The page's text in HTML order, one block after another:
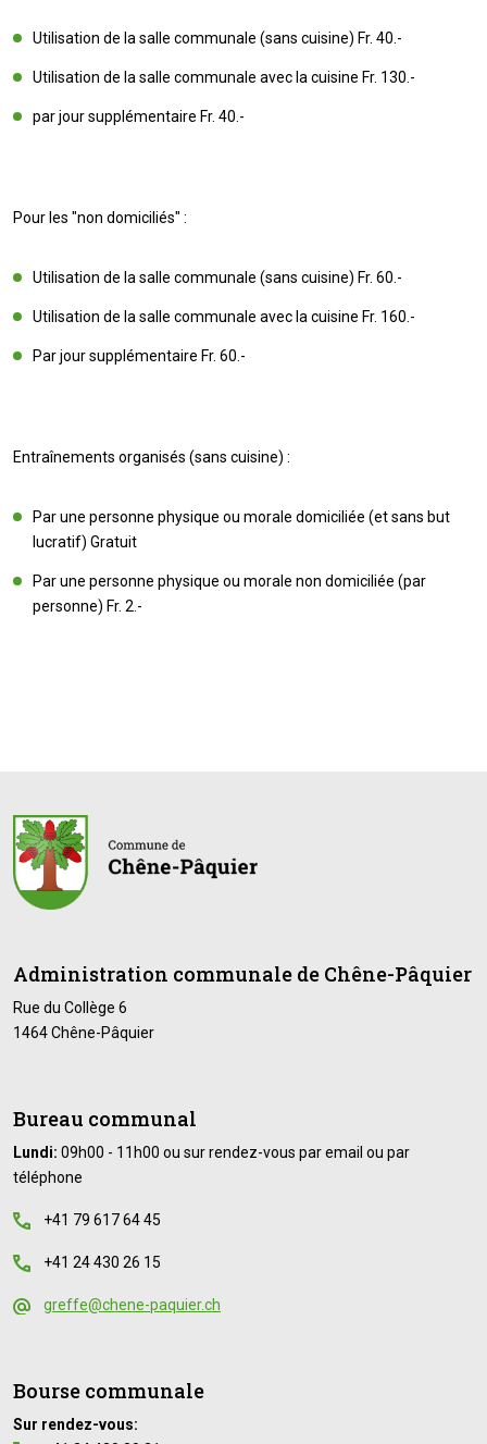
Utilisation de la salle communale (sans cuisine) Fr. 40.-
Utilisation de la salle communale avec la cuisine Fr. 130.-
par jour supplémentaire Fr. 40.-
Pour les "non domiciliés" :
Utilisation de la salle communale (sans cuisine) Fr. 60.-
Utilisation de la salle communale avec la cuisine Fr. 160.-
Par jour supplémentaire Fr. 60.-
Entraînements organisés (sans cuisine) :
Par une personne physique ou morale domiciliée (et sans but
lucratif) Gratuit
Par une personne physique ou morale non domiciliée (par
personne) Fr. 2.-
Administration communale de Chêne-Pâquier
Rue du Collège 6
1464 Chêne-Pâquier
Bureau communal
Lundi: 09h00 - 11h00 ou sur rendez-vous par email ou par
téléphone
+41 79 617 64 45
+41 24 430 26 15
greffe@chene-paquier.ch
Bourse communale
Sur rendez-vous: